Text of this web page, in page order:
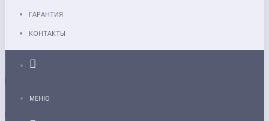
ГАРАНТИЯ
КОНТАКТЫ
МЕНЮ